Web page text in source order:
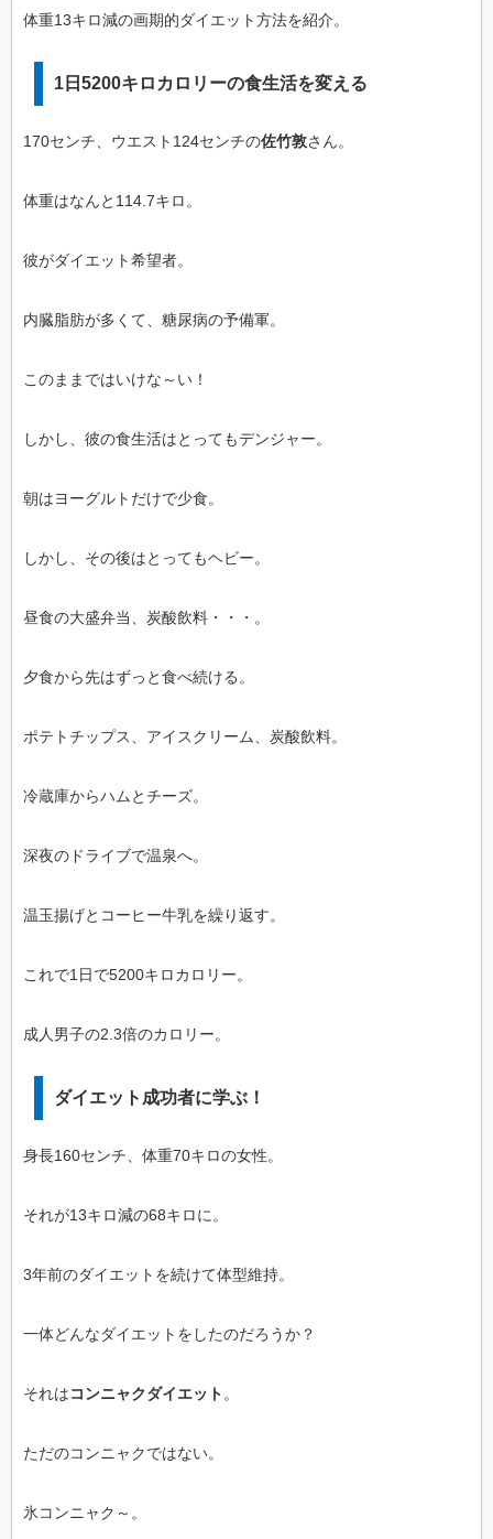
体重13キロ減の画期的ダイエット方法を紹介。
1日5200キロカロリーの食生活を変える
170センチ、ウエスト124センチの佐竹敦さん。
体重はなんと114.7キロ。
彼がダイエット希望者。
内臓脂肪が多くて、糖尿病の予備軍。
このままではいけな～い！
しかし、彼の食生活はとってもデンジャー。
朝はヨーグルトだけで少食。
しかし、その後はとってもヘビー。
昼食の大盛弁当、炭酸飲料・・・。
夕食から先はずっと食べ続ける。
ポテトチップス、アイスクリーム、炭酸飲料。
冷蔵庫からハムとチーズ。
深夜のドライブで温泉へ。
温玉揚げとコーヒー牛乳を繰り返す。
これで1日で5200キロカロリー。
成人男子の2.3倍のカロリー。
ダイエット成功者に学ぶ！
身長160センチ、体重70キロの女性。
それが13キロ減の68キロに。
3年前のダイエットを続けて体型維持。
一体どんなダイエットをしたのだろうか？
それはコンニャクダイエット 。
ただのコンニャクではない。
氷コンニャク～。